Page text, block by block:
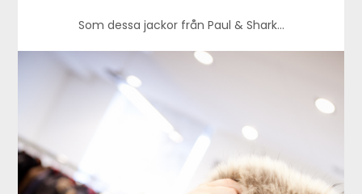
Som dessa jackor från Paul & Shark…